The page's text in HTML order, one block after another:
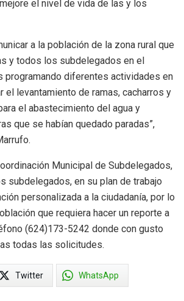
el nivel de vida de las y los
a la población de la zona rural que
y todos los subdelegados en el
programando diferentes actividades en
el levantamiento de ramas, cacharros y
el abastecimiento del agua y
que se habían quedado paradas”,
Municipal de Subdelegados,
subdelegados, en su plan de trabajo
personalizada a la ciudadanía, por lo
que requiera hacer un reporte a
(624)173-5242 donde con gusto
todas las solicitudes.
Twitter WhatsApp